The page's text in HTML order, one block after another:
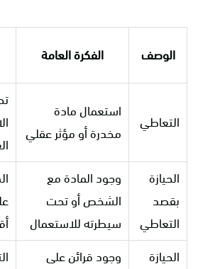
الوصف الفكرة العامة
التعاطي
استعمال مادة
مخدرة أو مؤثر عقلي
الحيازة
بقصد
التعاطي
وجود المادة مع
الشخص أو تحت
سيطرته للاستعمال
الحيازة
وجود قرائن على